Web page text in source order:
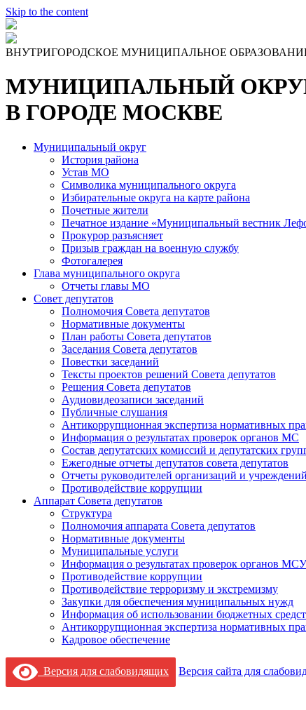
Skip to the content
ВНУТРИГОРОДСКОЕ МУНИЦИПАЛЬНОЕ
МУНИЦИПАЛЬНЫЙ
В ГОРОДЕ МОСКВЕ
Муниципальный округ
История района
Устав МО
Символика муниципального округа
Избирательные округа на карте района
Почетные жители
Печатное издание «Муниципальный вестник
Прокурор разъясняет
Призыв граждан на военную службу
Фотогалерея
Глава муниципального округа
Отчеты главы МО
Совет депутатов
Полномочия Совета депутатов
Нормативные документы
План работы Совета депутатов
Заседания Cовета депутатов
Повестки заседаний
Тексты проектов решений Совета депутатов
Решения Совета депутатов
Аудиовидеозаписи заседаний
Публичные слушания
Антикоррупционная экспертиза нормативных
Информация о результатах проверок органов МС
Состав депутатских комиссий и депутатских
Ежегодные отчеты депутатов совета депутатов
Отчеты руководителей организаций и учреждений
Противодействие коррупции
Аппарат Совета депутатов
Структура
Полномочия аппарата Совета депутатов
Нормативные документы
Муниципальные услуги
Информация о результатах проверок органов МСУ
Противодействие коррупции
Противодействие терроризму и экстремизму
Закупки для обеспечения муниципальных нужд
Информация об использовании бюджетных
Антикоррупционная экспертиза нормативных
Кадровое обеспечение
Версия для слабовидящих Версия сайта для